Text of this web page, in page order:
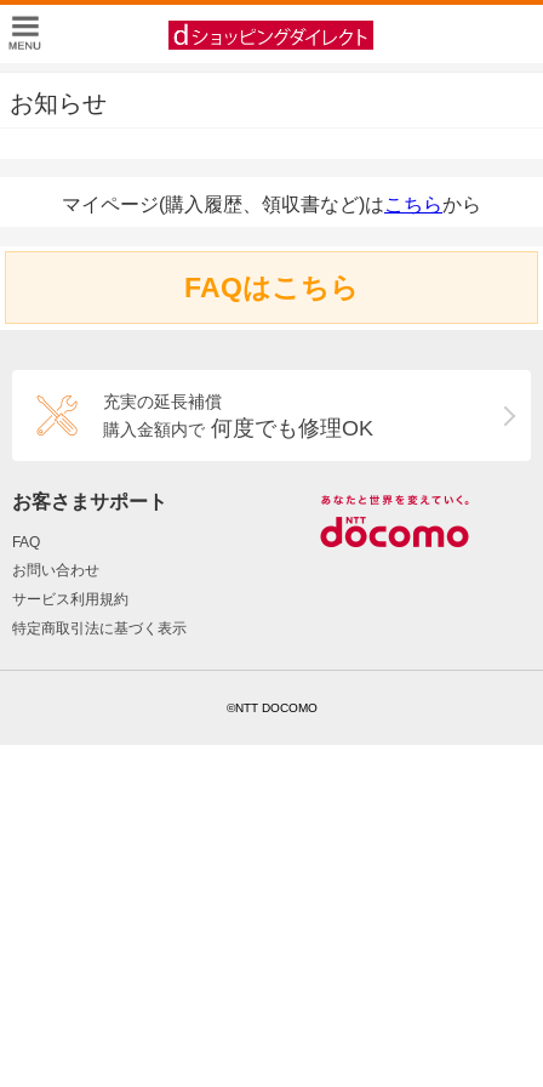
お知らせ
マイページ(購入履歴、領収書など)はこちらから
FAQはこちら
充実の延長補償
購入金額内で 何度でも修理OK
お客さまサポート
FAQ
お問い合わせ
サービス利用規約
特定商取引法に基づく表示
©NTT DOCOMO